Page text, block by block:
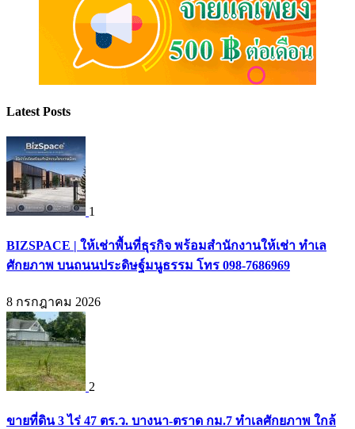
Latest Posts
1
BIZSPACE | ให้เช่าพื้นที่ธุรกิจ พร้อมสำนักงานให้เช่า ทำเล
ศักยภาพ บนถนนประดิษฐ์มนูธรรม โทร 098-7686969
8 กรกฎาคม 2026
2
ขายที่ดิน 3 ไร่ 47 ตร.ว. บางนา-ตราด กม.7 ทำเลศักยภาพ ใกล้